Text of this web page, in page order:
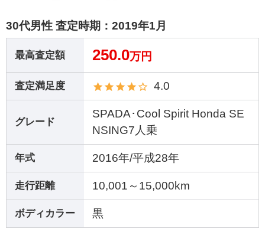
30代男性 査定時期： 2019年1月
最高査定額 250.0万円
査定満足度 4.0
グレード
SPADA･Cool Spirit Honda SE
NSING7人乗
年式 2016年/平成28年
走行距離 10,001～15,000km
ボディカラー 黒